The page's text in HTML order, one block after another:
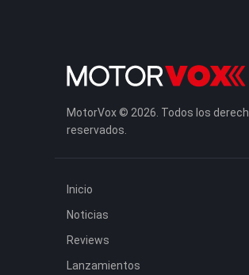
MotorVox © 2026. Todos los
reservados.
Inicio
Noticias
Reviews
Lanzamientos